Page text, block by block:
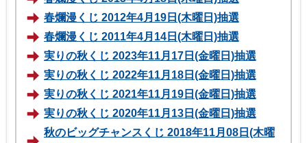
春爛漫くじ 2012年4月19日(木曜日)抽選
春爛漫くじ 2011年4月14日(木曜日)抽選
実りの秋くじ 2023年11月17日(金曜日)抽選
実りの秋くじ 2022年11月18日(金曜日)抽選
実りの秋くじ 2021年11月19日(金曜日)抽選
実りの秋くじ 2020年11月13日(金曜日)抽選
秋のビッグチャンスくじ 2018年11月08日(木曜